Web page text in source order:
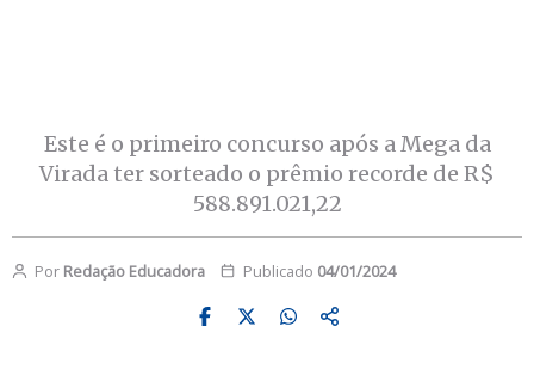
Este é o primeiro concurso após a Mega da
Virada ter sorteado o prêmio recorde de R$
588.891.021,22
Por Redação Educadora Publicado 04/01/2024